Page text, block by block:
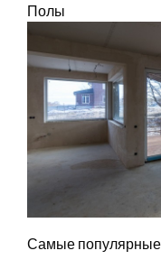
Полы
Самые популярные